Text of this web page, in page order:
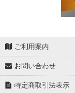
ご利用案内
お問い合わせ
特定商取引法表示